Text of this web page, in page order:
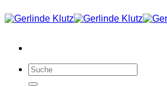
Inhalt